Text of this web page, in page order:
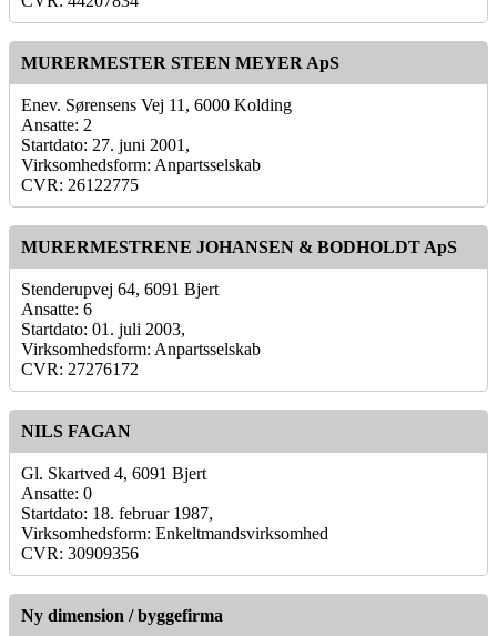
MURERMESTER STEEN MEYER ApS
Enev. Sørensens Vej 11, 6000 Kolding
Ansatte: 2
Startdato: 27. juni 2001,
Virksomhedsform: Anpartsselskab
CVR: 26122775
MURERMESTRENE JOHANSEN & BODHOLDT ApS
Stenderupvej 64, 6091 Bjert
Ansatte: 6
Startdato: 01. juli 2003,
Virksomhedsform: Anpartsselskab
CVR: 27276172
NILS FAGAN
Gl. Skartved 4, 6091 Bjert
Ansatte: 0
Startdato: 18. februar 1987,
Virksomhedsform: Enkeltmandsvirksomhed
CVR: 30909356
Ny dimension / byggefirma